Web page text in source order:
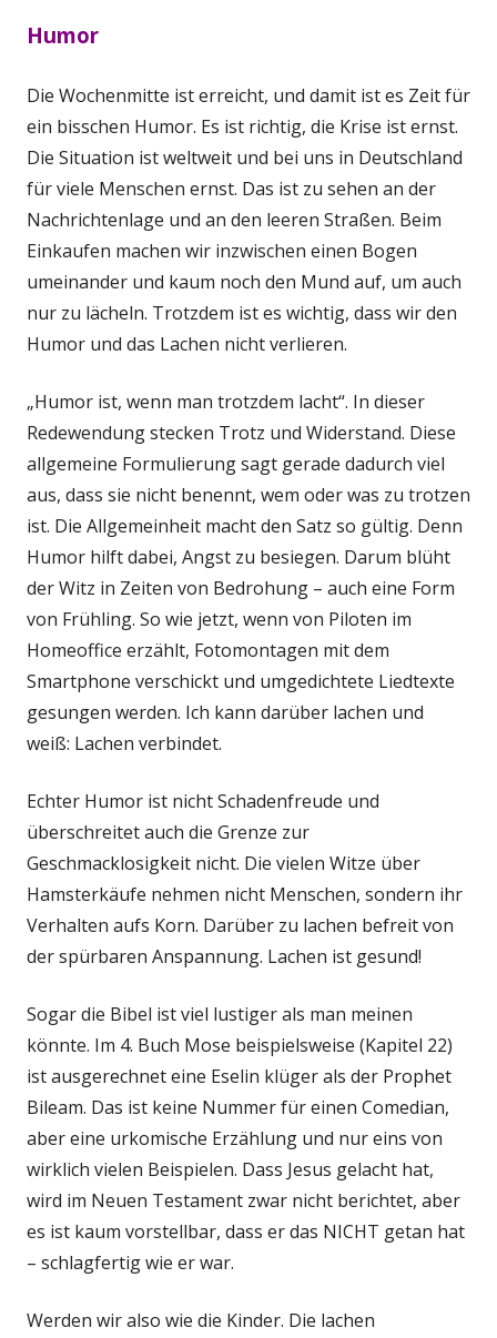
Humor
Die Wochenmitte ist erreicht, und damit ist es Zeit für
ein bisschen Humor. Es ist richtig, die Krise ist ernst.
Die Situation ist weltweit und bei uns in Deutschland
für viele Menschen ernst. Das ist zu sehen an der
Nachrichtenlage und an den leeren Straßen. Beim
Einkaufen machen wir inzwischen einen Bogen
umeinander und kaum noch den Mund auf, um auch
nur zu lächeln. Trotzdem ist es wichtig, dass wir den
Humor und das Lachen nicht verlieren.
„Humor ist, wenn man trotzdem lacht“. In dieser
Redewendung stecken Trotz und Widerstand. Diese
allgemeine Formulierung sagt gerade dadurch viel
aus, dass sie nicht benennt, wem oder was zu trotzen
ist. Die Allgemeinheit macht den Satz so gültig. Denn
Humor hilft dabei, Angst zu besiegen. Darum blüht
der Witz in Zeiten von Bedrohung – auch eine Form
von Frühling. So wie jetzt, wenn von Piloten im
Homeoffice erzählt, Fotomontagen mit dem
Smartphone verschickt und umgedichtete Liedtexte
gesungen werden. Ich kann darüber lachen und
weiß: Lachen verbindet.
Echter Humor ist nicht Schadenfreude und
überschreitet auch die Grenze zur
Geschmacklosigkeit nicht. Die vielen Witze über
Hamsterkäufe nehmen nicht Menschen, sondern ihr
Verhalten aufs Korn. Darüber zu lachen befreit von
der spürbaren Anspannung. Lachen ist gesund!
Sogar die Bibel ist viel lustiger als man meinen
könnte. Im 4. Buch Mose beispielsweise (Kapitel 22)
ist ausgerechnet eine Eselin klüger als der Prophet
Bileam. Das ist keine Nummer für einen Comedian,
aber eine urkomische Erzählung und nur eins von
wirklich vielen Beispielen. Dass Jesus gelacht hat,
wird im Neuen Testament zwar nicht berichtet, aber
es ist kaum vorstellbar, dass er das NICHT getan hat
– schlagfertig wie er war.
Werden wir also wie die Kinder. Die lachen